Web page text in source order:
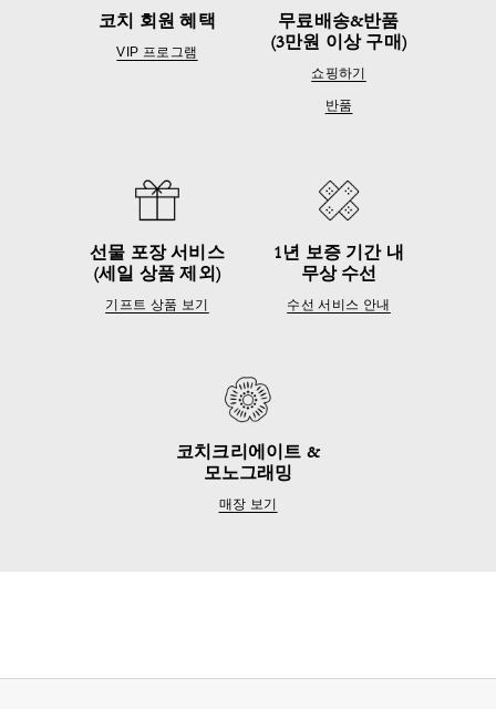
코치 회원 혜택
VIP 프로그램
무료배송&반품
(3만원 이상 구매)
쇼핑하기
반품
선물 포장 서비스
(세일 상품 제외)
기프트 상품 보기
1년 보증 기간 내
무상 수선
수선 서비스 안내
코치크리에이트 &
모노그래밍
매장 보기